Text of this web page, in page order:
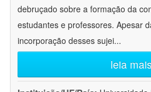
debruçado sobre a formação da
estudantes e professores. Apesar
incorporação desses sujei...
leia mais